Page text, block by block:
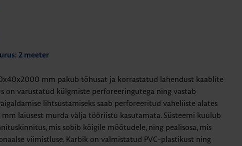
2 meeter
mm pakub tõhusat ja korrastatud lahendust kaablite
on varustatud külgmiste perforeeringutega ning vastab
lihtsustamiseks saab perforeeritud vaheliiste alates
laiusest murda välja tööriistu kasutamata. Süsteemi kuulub
mis sobib kõigile mõõtudele, ning pealisosa, mis
viimistluse. Karbik on valmistatud PVC-plastikust ning